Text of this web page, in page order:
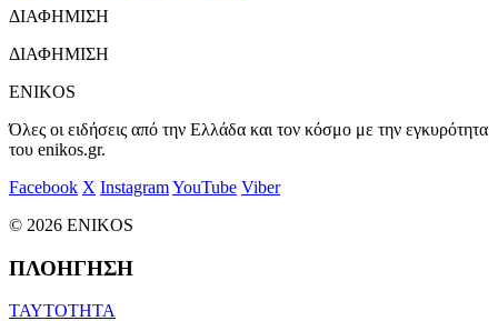
ΔΙΑΦΗΜΙΣΗ
ΔΙΑΦΗΜΙΣΗ
ENIKOS
Όλες οι ειδήσεις από την Ελλάδα και τον κόσμο με την εγκυρότητα
του enikos.gr.
Facebook X InstagramYouTube Viber
© 2026 ENIKOS
ΠΛΟΗΓΗΣΗ
ΤΑΥΤΟΤΗΤΑ